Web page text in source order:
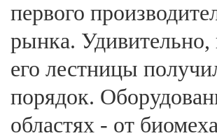
первого
рынка. Удивительно,
его лестницы
порядок.
областях - от